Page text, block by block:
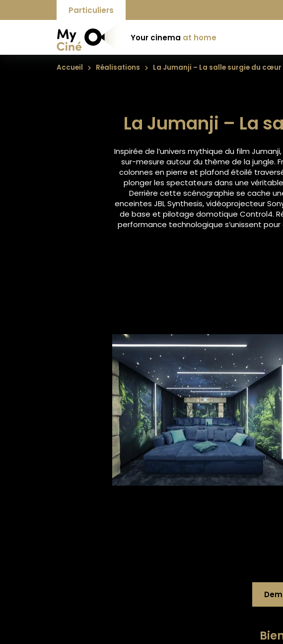
Particuliers
Your cinema at home
Accueil Réalisations La Jumanji – La salle surgie du
La Jumanji – La
Inspirée de l’univers mythique du filmJumanji
sur-mesure autour du thème de la jungle.
colonnes en pierre et plafond étoilé
plonger les spectateurs dans une
Derrière cette scénographie se cache
enceintes JBL Synthesis, vidéoprojecteur
de base et pilotage domotique Control4.
performance technologique s’unissent